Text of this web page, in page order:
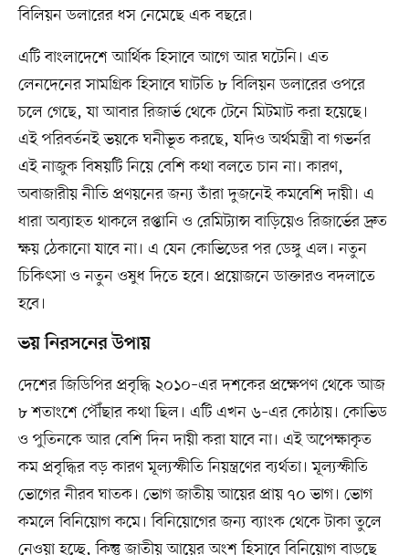
বিলিয়ন ডলারের ধস নেমেছে এক বছরে।
এটি বাংলাদেশে আর্থিক হিসাবে আগে আর ঘটেনি। এত
লেনদেনের সামগ্রিক হিসাবে ঘাটতি ৮ বিলিয়ন ডলারের ওপরে
চলে গেছে, যা আবার রিজার্ভ থেকে টেনে মিটমাট করা হয়েছে।
এই পরিবর্তনই ভয়কে ঘনীভূত করছে, যদিও অর্থমন্ত্রী বা গভর্নর
এই নাজুক বিষয়টি নিয়ে বেশি কথা বলতে চান না। কারণ,
অবাজারীয় নীতি প্রণয়নের জন্য তাঁরা দুজনেই কমবেশি দায়ী। এ
ধারা অব্যাহত থাকলে রপ্তানি ও রেমিট্যান্স বাড়িয়েও রিজার্ভের দ্রুত
ক্ষয় ঠেকানো যাবে না। এ যেন কোভিডের পর ডেঙ্গু এল। নতুন
চিকিৎসা ও নতুন ওষুধ দিতে হবে। প্রয়োজনে ডাক্তারও বদলাতে
হবে।
ভয় নিরসনের উপায়
দেশের জিডিপির প্রবৃদ্ধি ২০১০–এর দশকের প্রক্ষেপণ থেকে আজ
৮ শতাংশে পৌঁছার কথা ছিল। এটি এখন ৬–এর কোঠায়। কোভিড
ও পুতিনকে আর বেশি দিন দায়ী করা যাবে না। এই অপেক্ষাকৃত
কম প্রবৃদ্ধির বড় কারণ মূল্যস্ফীতি নিয়ন্ত্রণের ব্যর্থতা। মূল্যস্ফীতি
ভোগের নীরব ঘাতক। ভোগ জাতীয় আয়ের প্রায় ৭০ ভাগ। ভোগ
কমলে বিনিয়োগ কমে। বিনিয়োগের জন্য ব্যাংক থেকে টাকা তুলে
নেওয়া হচ্ছে, কিন্তু জাতীয় আয়ের অংশ হিসাবে বিনিয়োগ বাড়ছে